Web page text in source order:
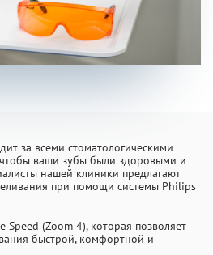
за всеми стоматологическими
ваши зубы были здоровыми и
нашей клиники предлагают
при помощи системы Philips
(Zoom 4), которая позволяет
быстрой, комфортной и